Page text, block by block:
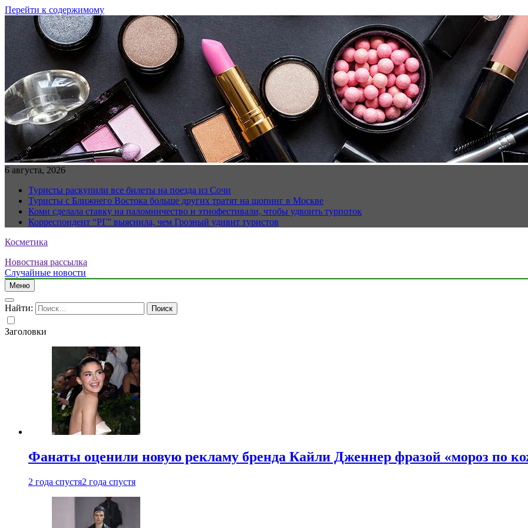
Перейти к содержимому
6 августа, 2026
Туристы раскупили все билеты на поезда из Сочи
Туристы с Ближнего Востока больше других тратят на шопинг в Москве
Коми сделала ставку на паломничество и этнофестивали, чтобы удвоить турпоток
Корреспондент “РГ” выяснила, чем Грозный удивит туристов
Косметика
Новостная рассылка
Случайные новости
Меню
Найти:
Заголовки
Фанаты оценили новую рекламу бренда Кайли Дженнер фразой «мороз по
2 года спустя2 года спустя